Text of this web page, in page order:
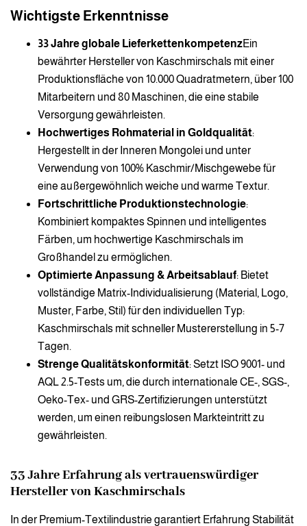
Wichtigste Erkenntnisse
33 Jahre globale LieferkettenkompetenzEin
bewährter Hersteller von Kaschmirschals mit einer
Produktionsfläche von 10.000 Quadratmetern, über 100
Mitarbeitern und 80 Maschinen, die eine stabile
Versorgung gewährleisten.
Hochwertiges Rohmaterial in Goldqualität:
Hergestellt in der Inneren Mongolei und unter
Verwendung von 100% Kaschmir/Mischgewebe für
eine außergewöhnlich weiche und warme Textur.
Fortschrittliche Produktionstechnologie:
Kombiniert kompaktes Spinnen und intelligentes
Färben, um hochwertige Kaschmirschals im
Großhandel zu ermöglichen.
Optimierte Anpassung & Arbeitsablauf: Bietet
vollständige Matrix-Individualisierung (Material, Logo,
Muster, Farbe, Stil) für den individuellen Typ:
Kaschmirschals mit schneller Mustererstellung in 5-7
Tagen.
Strenge Qualitätskonformität: Setzt ISO 9001- und
AQL 2.5-Tests um, die durch internationale CE-, SGS-,
Oeko-Tex- und GRS-Zertifizierungen unterstützt
werden, um einen reibungslosen Markteintritt zu
gewährleisten.
33 Jahre Erfahrung als vertrauenswürdiger
Hersteller von Kaschmirschals
In der Premium-Textilindustrie garantiert Erfahrung Stabilität